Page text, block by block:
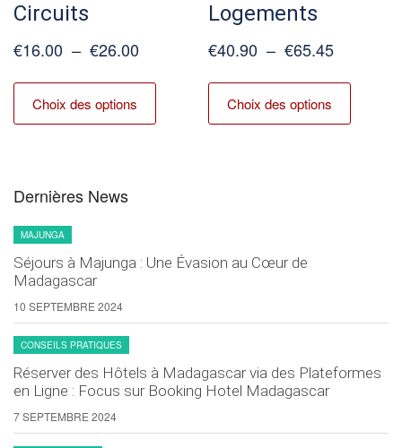
Circuits
€16.00 – €26.00
Choix des options
Ce
a
être
la
du
produit
Logements
€40.90 – €65.45Plage
Choix des options
Ce
a
la
du
Dernières News
MAJUNGA
Séjours à Majunga : Une Évasion au Cœur de
Madagascar
10 SEPTEMBRE 2024
CONSEILS PRATIQUES
Réserver des Hôtels à Madagascar via des Plateformes
en Ligne : Focus sur Booking Hotel Madagascar
7 SEPTEMBRE 2024